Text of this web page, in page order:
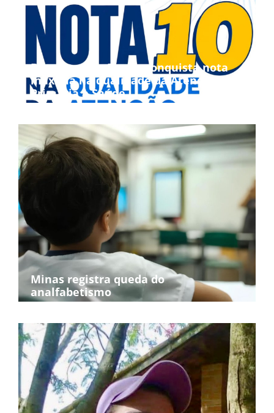
Bom Jesus da Penha conquista nota
máxima na qualidade da Atenção
Primária à Saúde
Minas registra queda do
analfabetismo